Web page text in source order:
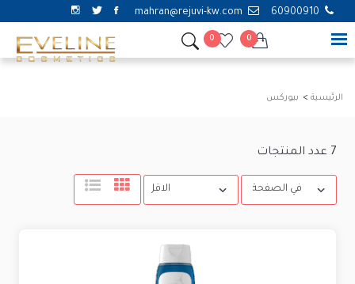
0 0
الرئيسية بيوركس
7 عدد المنتجات